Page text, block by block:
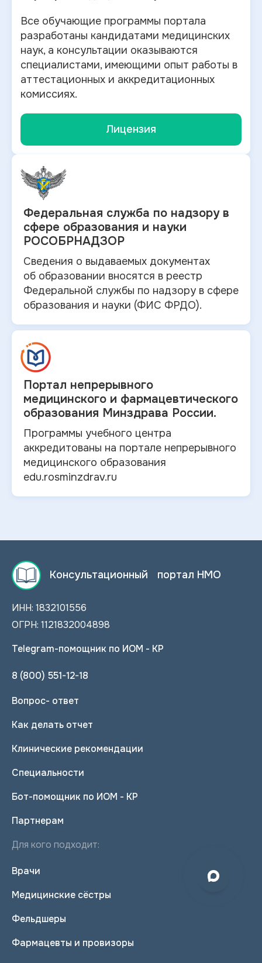
Все обучающие программы портала
разработаны кандидатами медицинских
наук, а консультации оказываются
специалистами, имеющими опыт работы в
аттестационных и аккредитационных
комиссиях.
Лицензия
Федеральная служба по надзору в
сфере образования и науки
РОСОБРНАДЗОР
Сведения о выдаваемых документах
об образовании вносятся в реестр
Федеральной службы по надзору в сфере
образования и науки (ФИС ФРДО).
Портал непрерывного
медицинского и фармацевтического
образования Минздрава России.
Программы учебного центра
аккредитованы на портале непрерывного
медицинского образования
edu.rosminzdrav.ru
Консультационный портал НМО
ИНН: 1832101556
ОГРН: 1121832004898
Telegram-помощник по ИОМ - КР
8 (800) 551-12-18
Вопрос- ответ
Как делать отчет
Клинические рекомендации
Специальности
Бот-помощник по ИОМ - КР
Партнерам
Для кого подходит:
Врачи
Медицинские сёстры
Фельдшеры
Фармацевты и провизоры